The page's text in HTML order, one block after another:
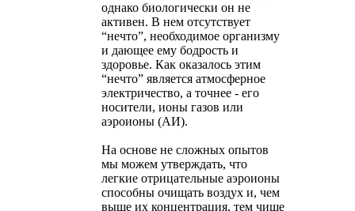
однако биологически он не
активен. В нем отсутствует
“нечто”, необходимое организму
и дающее ему бодрость и
здоровье. Как оказалось этим
“нечто” является атмосферное
электричество, а точнее - его
носители, ионы газов или
аэроионы (АИ).
На основе не сложных опытов
мы можем утверждать, что
легкие отрицательные аэроионы
способны очищать воздух и, чем
выше их концентрация, тем чище